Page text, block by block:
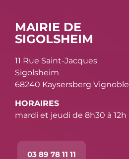
MAIRIE DE
SIGOLSHEIM
11 Rue Saint-Jacques
Sigolsheim
68240 Kaysersberg Vignoble
HORAIRES
mardi et jeudi de 8h30 à 12h
03 89 78 11 11